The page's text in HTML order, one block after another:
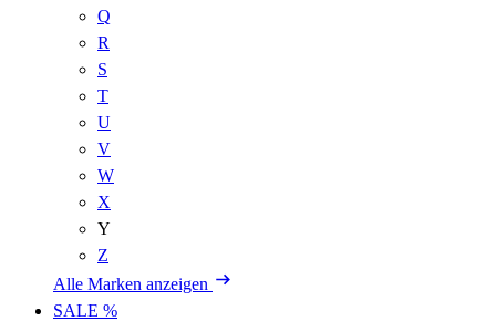
Q
R
S
T
U
V
W
X
Y
Z
Alle Marken anzeigen
SALE %